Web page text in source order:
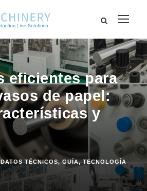
eficientes para
de papel:
y
TÉCNICOS, GUÍA, TECNOLOGÍA